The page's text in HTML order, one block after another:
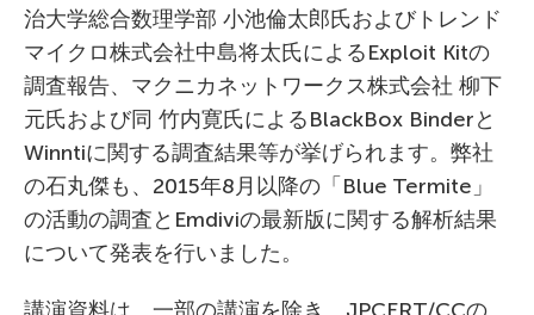
治大学総合数理学部 小池倫太郎氏およびトレンド
マイクロ株式会社中島将太氏によるExploit Kitの
調査報告、マクニカネットワークス株式会社 柳下
元氏および同 竹内寛氏によるBlackBox Binderと
Winntiに関する調査結果等が挙げられます。弊社
の石丸傑も、2015年8月以降の「Blue Termite」
の活動の調査とEmdiviの最新版に関する解析結果
について発表を行いました。